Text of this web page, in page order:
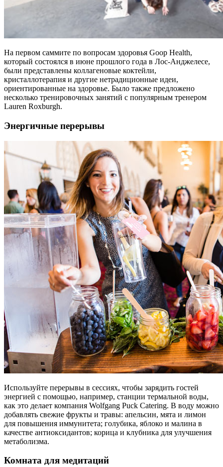
На первом саммите по вопросам здоровья Goop Health,
который состоялся в июне прошлого года в Лос-Анджелесе,
были представлены коллагеновые коктейли,
кристаллотерапия и другие нетрадиционные идеи,
ориентированные на здоровье. Было также предложено
несколько тренировочных занятий с популярным тренером
Lauren Roxburgh.
Энергичные перерывы
Используйте перерывы в сессиях, чтобы зарядить гостей
энергией с помощью, например, станции термальной воды,
как это делает компания Wolfgang Puck Catering. В воду можно
добавлять свежие фрукты и травы: апельсин, мята и лимон
для повышения иммунитета; голубика, яблоко и малина в
качестве антиоксидантов; корица и клубника для улучшения
метаболизма.
Комната для медитаций